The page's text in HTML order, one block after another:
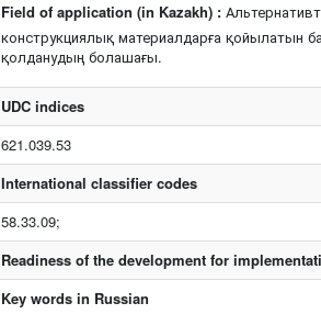
Field of application (in Kazakh) :
конструкциялық материалдарға қойылатын
қолданудың болашағы.
UDC indices
621.039.53
International classifier codes
58.33.09;
Readiness of the development for
Key words in Russian